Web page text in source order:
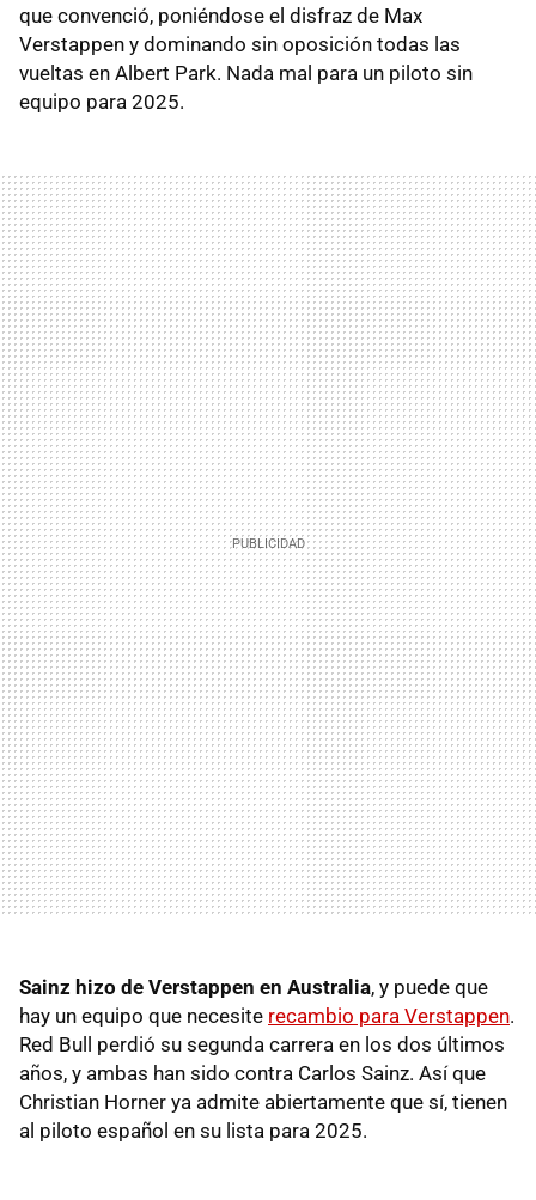
que convenció, poniéndose el disfraz de Max
Verstappen y dominando sin oposición todas las
vueltas en Albert Park. Nada mal para un piloto sin
equipo para 2025.
Sainz hizo de Verstappen en Australia, y puede que
hay un equipo que necesite recambio para Verstappen.
Red Bull perdió su segunda carrera en los dos últimos
años, y ambas han sido contra Carlos Sainz. Así que
Christian Horner ya admite abiertamente que sí, tienen
al piloto español en su lista para 2025.